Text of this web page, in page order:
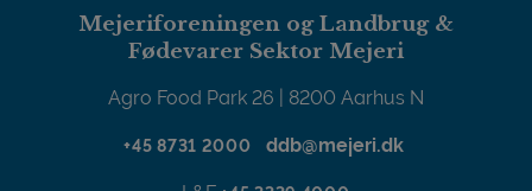
Mejeriforeningen og Landbrug &
Fødevarer Sektor Mejeri
Agro Food Park 26 | 8200 Aarhus N
+45 8731 2000 ddb@mejeri.dk